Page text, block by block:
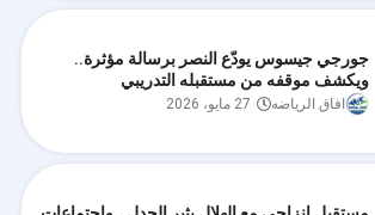
جورجي جيسوس يودّع النصر برسالة مؤثرة..
ويكشف موقفه من مستقبله التدريبي
افاق الرياضه 27 مايو، 2026